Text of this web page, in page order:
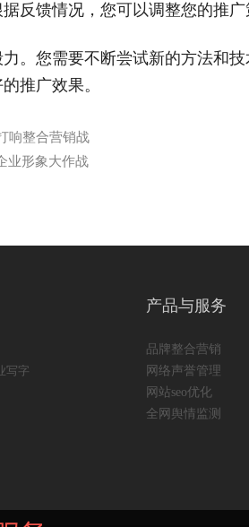
反馈情况，您可以调整您的推广
。您需要不断尝试新的方法和
推广效果。
响整合营销战
业形象大作战
写字
产品与服务
品牌整合营销
网络声誉管理
网站seo优化
全网舆情监测